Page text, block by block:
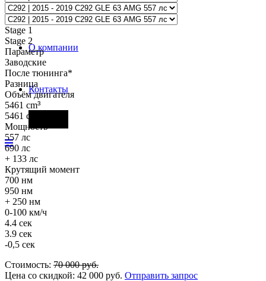
Проекты
О компании
Контакты
Stage 1
Stage 2
Параметр
Заводские
После тюнинга*
Разница
Объём двигателя
5461 cm³
5461 cm
Мощность
557 лс
690 лс
+ 133 лс
Крутящий момент
700 нм
950 нм
+ 250 нм
0-100 км/ч
4.4 сек
3.9 сек
-0,5 сек
Стоимость: 70 000руб.
Цена со скидкой: 42 000 руб. Отправить запрос